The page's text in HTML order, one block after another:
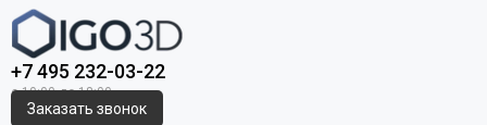
+7 495 232-03-22
Заказать звонок